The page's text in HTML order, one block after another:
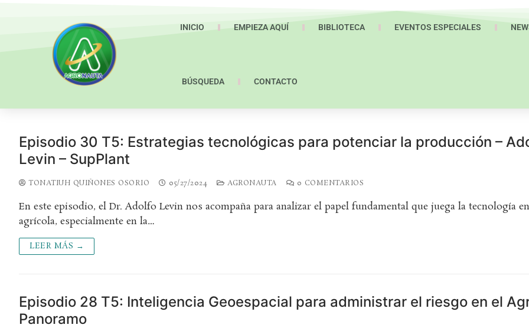
INICIO EMPIEZA AQUÍ BIBLIOTECA EVENTOS ESPECIALES
BÚSQUEDA CONTACTO
Episodio 30 T5: Estrategias tecnológicas para potenciar la producción –
Levin – SupPlant
TONATIUH QUIÑONES OSORIO 05/27/2024 AGRONAUTA 0 COMENTARIOS
En este episodio, el Dr. Adolfo Levin nos acompaña para analizar el papel fundamental que juega la tecnología
agrícola, especialmente en la…
LEER MÁS →
Episodio 28 T5: Inteligencia Geoespacial para administrar el riesgo en el
Panoramo